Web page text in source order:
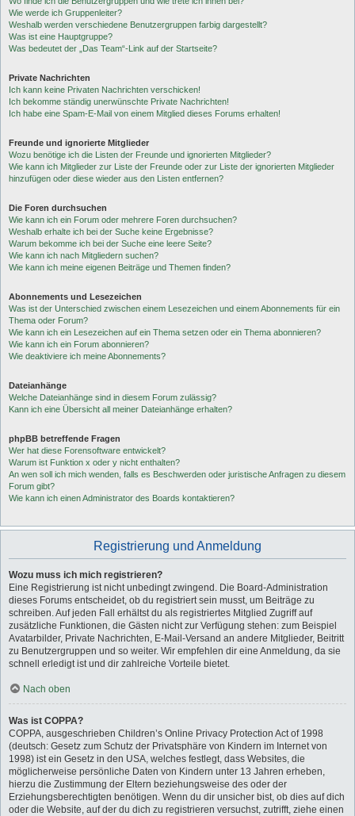
Wie werde ich Gruppenleiter?
Weshalb werden verschiedene Benutzergruppen farbig dargestellt?
Was ist eine Hauptgruppe?
Was bedeutet der „Das Team“-Link auf der Startseite?
Private Nachrichten
Ich kann keine Privaten Nachrichten verschicken!
Ich bekomme ständig unerwünschte Private Nachrichten!
Ich habe eine Spam-E-Mail von einem Mitglied dieses Forums erhalten!
Freunde und ignorierte Mitglieder
Wozu benötige ich die Listen der Freunde und ignorierten Mitglieder?
Wie kann ich Mitglieder zur Liste der Freunde oder zur Liste der ignorierten Mitglieder
hinzufügen oder diese wieder aus den Listen entfernen?
Die Foren durchsuchen
Wie kann ich ein Forum oder mehrere Foren durchsuchen?
Weshalb erhalte ich bei der Suche keine Ergebnisse?
Warum bekomme ich bei der Suche eine leere Seite?
Wie kann ich nach Mitgliedern suchen?
Wie kann ich meine eigenen Beiträge und Themen finden?
Abonnements und Lesezeichen
Was ist der Unterschied zwischen einem Lesezeichen und einem Abonnements für ein
Thema oder Forum?
Wie kann ich ein Lesezeichen auf ein Thema setzen oder ein Thema abonnieren?
Wie kann ich ein Forum abonnieren?
Wie deaktiviere ich meine Abonnements?
Dateianhänge
Welche Dateianhänge sind in diesem Forum zulässig?
Kann ich eine Übersicht all meiner Dateianhänge erhalten?
phpBB betreffende Fragen
Wer hat diese Forensoftware entwickelt?
Warum ist Funktion x oder y nicht enthalten?
An wen soll ich mich wenden, falls es Beschwerden oder juristische Anfragen zu diesem
Forum gibt?
Wie kann ich einen Administrator des Boards kontaktieren?
Registrierung und Anmeldung
Wozu muss ich mich registrieren?
Eine Registrierung ist nicht unbedingt zwingend. Die Board-Administration
dieses Forums entscheidet, ob du registriert sein musst, um Beiträge zu
schreiben. Auf jeden Fall erhältst du als registriertes Mitglied Zugriff auf
zusätzliche Funktionen, die Gästen nicht zur Verfügung stehen: zum Beispiel
Avatarbilder, Private Nachrichten, E-Mail-Versand an andere Mitglieder, Beitritt
zu Benutzergruppen und so weiter. Wir empfehlen dir eine Anmeldung, da sie
schnell erledigt ist und dir zahlreiche Vorteile bietet.
Nach oben
Was ist COPPA?
COPPA, ausgeschrieben Children’s Online Privacy Protection Act of 1998
(deutsch: Gesetz zum Schutz der Privatsphäre von Kindern im Internet von
1998) ist ein Gesetz in den USA, welches festlegt, dass Websites, die
möglicherweise persönliche Daten von Kindern unter 13 Jahren erheben,
hierzu die Zustimmung der Eltern beziehungsweise des oder der
Erziehungsberechtigten benötigen. Wenn du dir unsicher bist, ob dies auf dich
oder die Website, auf der du dich zu registrieren versuchst, zutrifft, ziehe einen